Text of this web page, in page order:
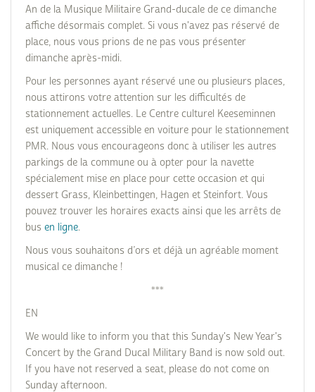
An de la Musique Militaire Grand-ducale de ce dimanche
affiche désormais complet. Si vous n'avez pas réservé de
place, nous vous prions de ne pas vous présenter
dimanche après-midi.
Pour les personnes ayant réservé une ou plusieurs places,
nous attirons votre attention sur les difficultés de
stationnement actuelles. Le Centre culturel Keeseminnen
est uniquement accessible en voiture pour le stationnement
PMR. Nous vous encourageons donc à utiliser les autres
parkings de la commune ou à opter pour la navette
spécialement mise en place pour cette occasion et qui
dessert Grass, Kleinbettingen, Hagen et Steinfort. Vous
pouvez trouver les horaires exacts ainsi que les arrêts de
bus en ligne.
Nous vous souhaitons d’ors et déjà un agréable moment
musical ce dimanche !
***
EN
We would like to inform you that this Sunday's New Year's
Concert by the Grand Ducal Military Band is now sold out.
If you have not reserved a seat, please do not come on
Sunday afternoon.